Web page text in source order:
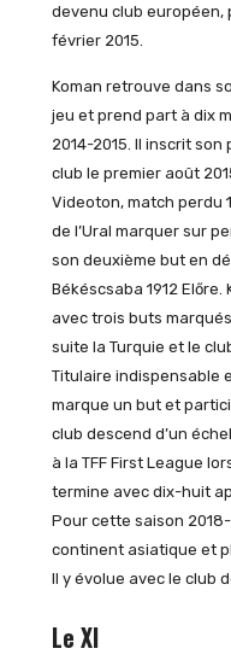
devenu club européen,
février 2015.
Koman retrouve dans
jeu et prend part à dix
2014-2015. Il inscrit
club le premier août
Videoton, match perdu
de l’Ural marquer sur
son deuxième but en
Békéscsaba 1912
avec trois buts
suite la Turquie et le
Titulaire indispensable
marque un but et
club descend d’un
à la TFF First League
termine avec dix-huit
Pour cette saison
continent asiatique et
Il y évolue avec le club
Le XI